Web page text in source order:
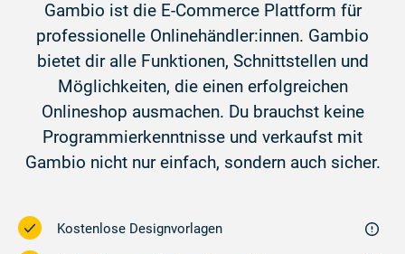
Gambio ist die E-Commerce Plattform für
professionelle Onlinehändler:innen. Gambio
bietet dir alle Funktionen, Schnittstellen und
Möglichkeiten, die einen erfolgreichen
Onlineshop ausmachen. Du brauchst keine
Programmierkenntnisse und verkaufst mit
Gambio nicht nur einfach, sondern auch sicher.
Kostenlose Designvorlagen